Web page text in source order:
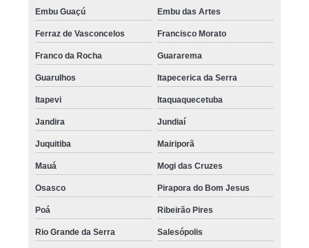
Embu Guaçú Embu das Artes
Ferraz de Vasconcelos Francisco Morato
Franco da Rocha Guararema
Guarulhos Itapecerica da Serra
Itapevi Itaquaquecetuba
Jandira Jundiaí
Juquitiba Mairiporã
Mauá Mogi das Cruzes
Osasco Pirapora do Bom Jesus
Poá Ribeirão Pires
Rio Grande da Serra Salesópolis